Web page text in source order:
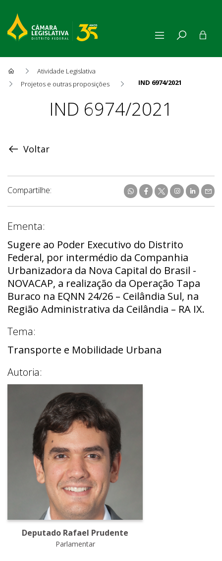
Atividade Legislativa
Projetos e outras proposições
IND 6974/2021
ProposiçãoIND 6974/2021
Voltar
Compartilhe:
Ementa:
Sugere ao Poder Executivo do Distrito
Federal, por intermédio da Companhia
Urbanizadora da Nova Capital do Brasil -
NOVACAP, a realização da Operação Tapa
Buraco na EQNN 24/26 – Ceilândia Sul, na
Região Administrativa da Ceilândia – RA IX.
Tema:
Transporte e Mobilidade Urbana
Autoria:
Deputado Rafael Prudente
Parlamentar